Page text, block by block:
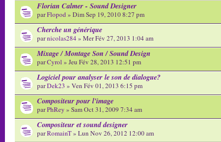
Florian Calmer - Sound Designer
parFlopod» Dim Sep 19, 2010 8:27 pm
Cherche un générique
parnicolas284» Mer Fév 27, 2013 1:04 am
Mixage / Montage Son / Sound Design
parCyrol » Jeu Fév 28, 2013 12:51 pm
Logiciel pour analyser le son de dialogue?
parDek23 » Ven Fév 01, 2013 6:15 pm
Compositeur pour l'image
parPhRey » Sam Oct 31, 2009 7:34 am
Compositeur et sound designer
parRomainT» Lun Nov 26, 2012 12:00 am